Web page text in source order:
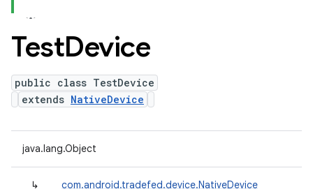
TestDevice
public class TestDevice
extends NativeDevice
java.lang.Object
↳ com.android.tradefed.device.NativeDevice